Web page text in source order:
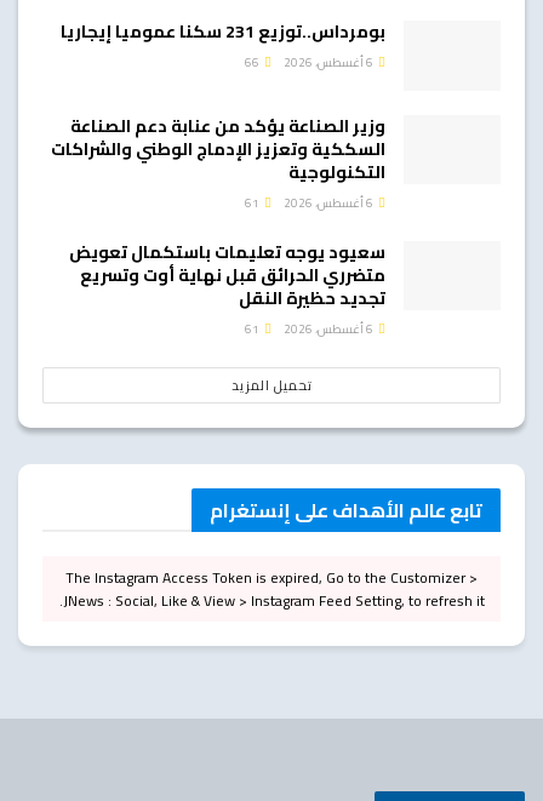
بومرداس..توزيع 231 سكنا عموميا إيجاريا
وزير الصناعة يؤكد من عنابة دعم الصناعة
السككية وتعزيز الإدماج الوطني والشراكات
التكنولوجية
سعيود يوجه تعليمات باستكمال تعويض
متضرري الحرائق قبل نهاية أوت وتسريع
تجديد حظيرة النقل
تحميل المزيد
تابع عالم الأهداف على إنستغرام
The Instagram Access Token is expired, Go to the Customizer >
JNews : Social, Like & View > Instagram Feed Setting, to refresh it.